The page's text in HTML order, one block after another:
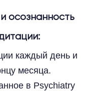
осознанность
каждый день и
месяца.
в Psychiatry